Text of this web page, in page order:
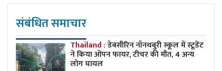
संबंधित समाचार
Thailand :डेबसीरिन नॉनथबुरी स्कूल में स्टूडेंट
ने किया ओपन फायर, टीचर की मौत, 4 अन्य
लोग घायल